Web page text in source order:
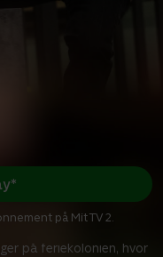
på feriekolonien, hvor
på Mit TV 2.